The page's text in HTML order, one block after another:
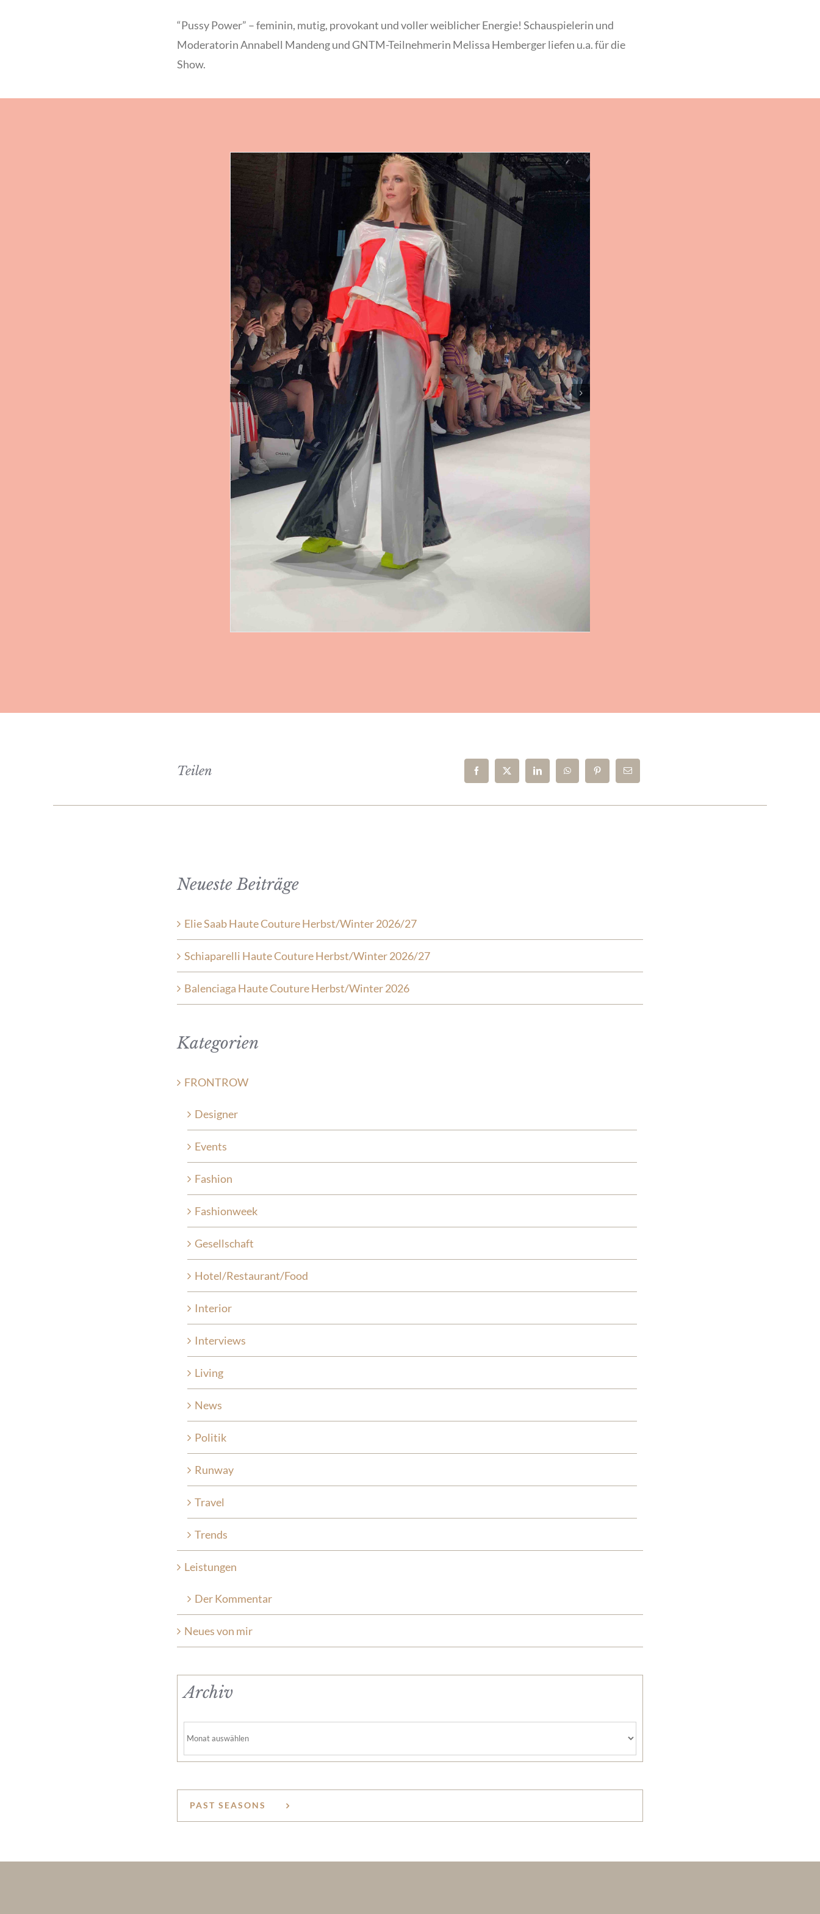
“Pussy Power” – feminin, mutig, provokant und voller weiblicher Energie! Schauspielerin und
Moderatorin Annabell Mandeng und GNTM-Teilnehmerin Melissa Hemberger liefen u.a. für die
Show.
Teilen
Neueste Beiträge
Elie Saab Haute Couture Herbst/Winter 2026/27
Schiaparelli Haute Couture Herbst/Winter 2026/27
Balenciaga Haute Couture Herbst/Winter 2026
Kategorien
FRONTROW
Designer
Events
Fashion
Fashionweek
Gesellschaft
Hotel/Restaurant/Food
Interior
Interviews
Living
News
Politik
Runway
Travel
Trends
Leistungen
Der Kommentar
Neues von mir
Archiv
PAST SEASONS